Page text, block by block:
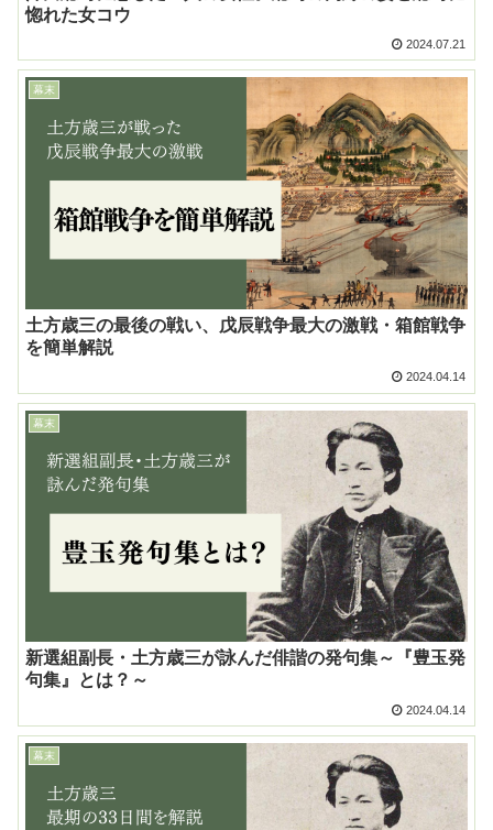
惚れた女コウ
2024.07.21
幕末
土方歳三の最後の戦い、戊辰戦争最大の激戦・箱館戦争
を簡単解説
2024.04.14
幕末
新選組副長・土方歳三が詠んだ俳諧の発句集～『豊玉発
句集』とは？～
2024.04.14
幕末